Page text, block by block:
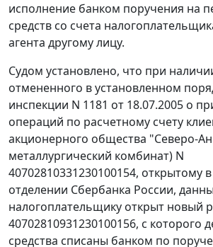
исполнение банком поручения на
средств со счета
агента другому лицу.
Судом установлено, что при
отмененного в установленном
инспекции N 1181 от 18.07.2005 о
операций по расчетному счету
акционерного общества "Северо-
металлургический комбинат) N
40702810331230100154, открытому
отделении Сбербанка России,
налогоплательщику открыт новый
40702810931230100156, с которого
средства списаны банком по